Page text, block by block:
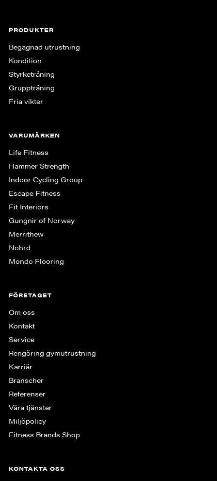
PRODUKTER
Begagnad utrustning
Kondition
Styrketräning
Gruppträning
Fria vikter
VARUMÄRKEN
Life Fitness
Hammer Strength
Indoor Cycling Group
Escape Fitness
Fit Interiors
Gungnir of Norway
Merrithew
Nohrd
Mondo Flooring
FÖRETAGET
Om oss
Kontakt
Service
Rengöring gymutrustning
Karriär
Branscher
Referenser
Våra tjänster
Miljöpolicy
Fitness Brands Shop
KONTAKTA OSS